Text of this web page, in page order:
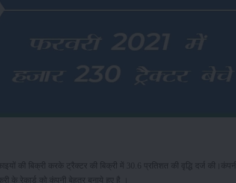
की बिक्री करके ट्रैक्टर की बिक्री में 30.6 प्रतिशत की वृद्धि दर्ज
के रेकार्ड को कंपनी बेहतर बनाये हुए है ।